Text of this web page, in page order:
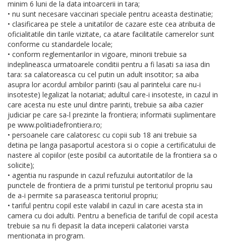
minim 6 luni de la data intoarcerii in tara;
• nu sunt necesare vaccinari speciale pentru aceasta destinatie;
• clasificarea pe stele a unitatilor de cazare este cea atribuita de
oficialitatile din tarile vizitate, ca atare facilitatile camerelor sunt
conforme cu standardele locale;
• conform reglementarilor in vigoare, minorii trebuie sa
indeplineasca urmatoarele conditii pentru a fi lasati sa iasa din
tara: sa calatoreasca cu cel putin un adult insotitor; sa aiba
asupra lor acordul ambilor parinti (sau al parintelui care nu-i
insoteste) legalizat la notariat; adultul care-i insoteste, in cazul in
care acesta nu este unul dintre parinti, trebuie sa aiba cazier
judiciar pe care sa-l prezinte la frontiera; informatii suplimentare
pe www.politiadefrontiera.ro;
• persoanele care calatoresc cu copii sub 18 ani trebuie sa
detina pe langa pasaportul acestora si o copie a certificatului de
nastere al copiilor (este posibil ca autoritatile de la frontiera sa o
solicite);
• agentia nu raspunde in cazul refuzului autoritatilor de la
punctele de frontiera de a primi turistul pe teritoriul propriu sau
de a-i permite sa paraseasca teritoriul propriu;
• tariful pentru copil este valabil in cazul in care acesta sta in
camera cu doi adulti. Pentru a beneficia de tariful de copil acesta
trebuie sa nu fi depasit la data inceperii calatoriei varsta
mentionata in program.